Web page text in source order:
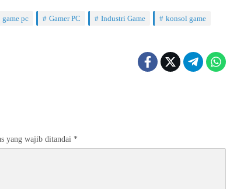
game pc Gamer PC Industri Game
konsol game
yang wajib ditandai *